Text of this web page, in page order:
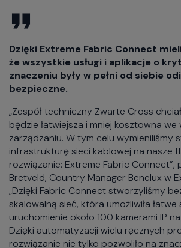
Dzięki Extreme Fabric Connect
że wszystkie usługi i aplikacje o
znaczeniu były w pełni od siebie
bezpieczne.
„Zespół techniczny Zwarte Cross
będzie łatwiejsza i mniej kosztowna we
zarządzaniu. W tym celu wymieniliśmy
infrastrukturę sieci kablowej na nasze
rozwiązanie: Extreme Fabric Connect”,
Bretveld, Country Manager Benelux w
„Dzięki Fabric Connect stworzyliśmy
skalowalną sieć, która umożliwiła
uruchomienie około 100 kamerami IP
Dzięki automatyzacji wielu ręcznych
rozwiązanie nie tylko pozwoliło na